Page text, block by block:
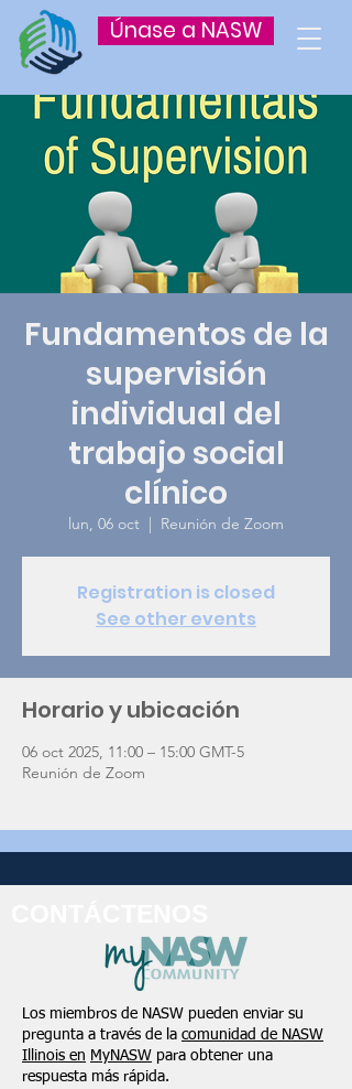
Únase a NASW
Fundamentos de la
supervisión
individual del
trabajo social
clínico
lun, 06 oct
  |
Reunión de Zoom
Registration is closed
See other events
Horario y ubicación
06 oct 2025, 11:00 – 15:00 GMT-5
Reunión de Zoom
Los miembros de NASW pueden enviar su
pregunta a través de la comunidad de NASW
Illinois en MyNASW para obtener una
respuesta más rápida.